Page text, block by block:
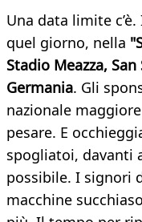
Una data limite c’è.
quel giorno, nella
Stadio Meazza,
Germania. Gli
nazionale
pesare. E
spogliatoi, davanti
possibile. I signori
macchine